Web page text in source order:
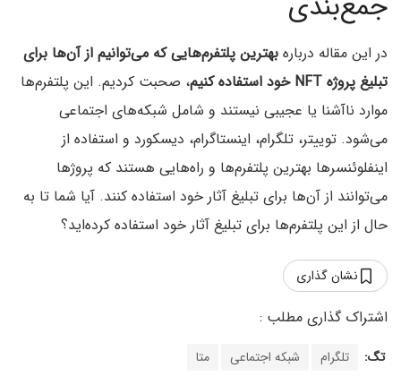
در این مقاله درباره بهترین پلتفرم‌هایی که می‌توانیم از آن‌ها برای
تبلیغ پروژه NFT خود استفاده کنیم
، صحبت کردیم. این پلتفرم‌ها
موارد ناآشنا یا عجیبی نیستند و شامل شبکه‌های اجتماعی
می‌شود. توییتر، تلگرام، اینستاگرام، دیسکورد و استفاده از
اینفلوئنسرها بهترین پلتفرم‌ها و راه‌هایی هستند که پروژ‌ها
می‌توانند از آن‌ها برای تبلیغ آثار خود استفاده کنند. آیا شما تا به
حال از این پلتفرم‌ها برای تبلیغ آثار خود استفاده کرده‌اید؟
نشان گذاری
تگ: تلگرام شبکه اجتماعی متا